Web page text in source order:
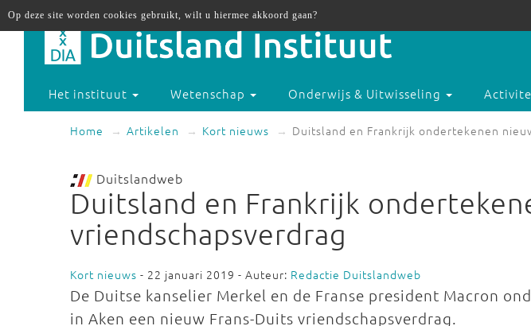
Het instituut Wetenschap Onderwijs & Uitwisseling
Home Artikelen Kort nieuws Duitsland en Frankrijk ondertekenen
Duitslandweb
Duitsland en Frankrijk
vriendschapsverdrag
Kort nieuws - 22 januari 2019 - Auteur: Redactie Duitslandweb
De Duitse kanselier Merkel en de Franse president Macron
in Aken een nieuw Frans-Duits vriendschapsverdrag.
Op deze site worden cookies gebruikt, wilt u hiermee akkoord gaan?